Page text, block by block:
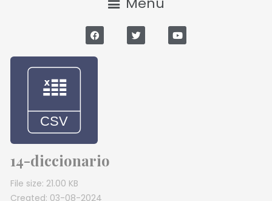
14-diccionario
File size: 21.00 KB
Created: 03-08-2024